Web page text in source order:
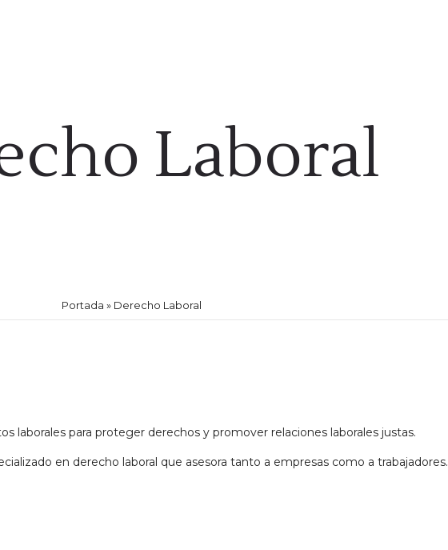
Laboral
Portada » Derecho Laboral
laborales para proteger derechos y promover relaciones laborales justas.
en derecho laboral que asesora tanto a empresas como a trabajadores.